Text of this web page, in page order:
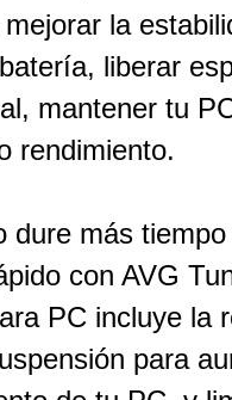
la
liberar
mantener tu
rendimiento.
dure más
con AVG
PC incluye la
para